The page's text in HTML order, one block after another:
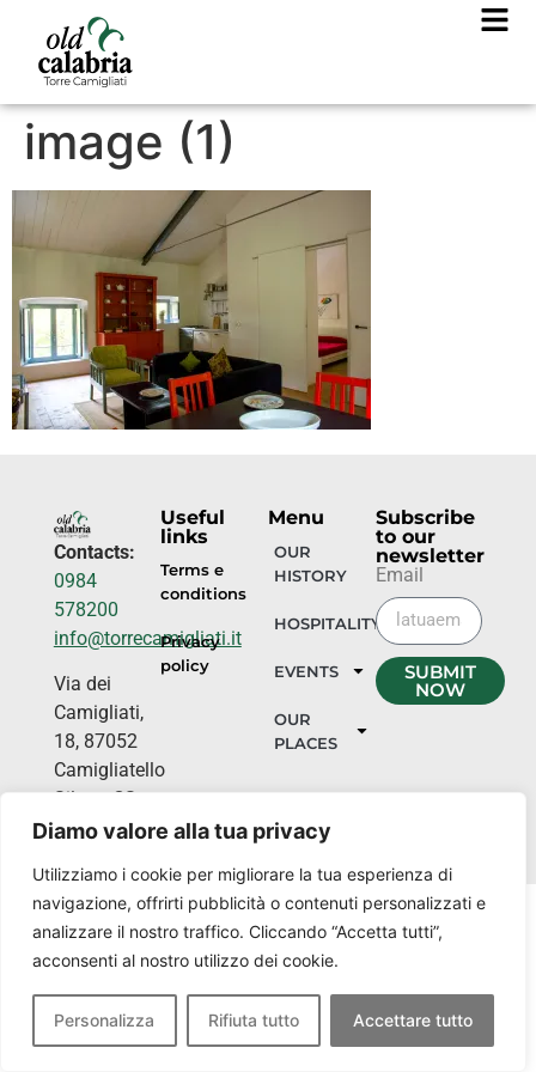
Diamo valore alla tua privacy
Utilizziamo i cookie per migliorare la tua esperienza di
navigazione, offrirti pubblicità o contenuti personalizzati e
analizzare il nostro traffico. Cliccando “Accetta tutti”,
acconsenti al nostro utilizzo dei cookie.
Personalizza Rifiuta tutto Accettare tutto
image (1)
Contacts:
0984
578200
info@torrecamigliati.it
Via dei
Camigliati,
18, 87052
Camigliatello
Silano CS
Useful
links
Terms e
conditions
Privacy
policy
Menu
OUR
HISTORY
HOSPITALITY
EVENTS
OUR
PLACES
Subscribe
to our
newsletter
Email
SUBMIT
NOW